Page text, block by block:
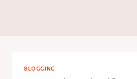
BLOGGING